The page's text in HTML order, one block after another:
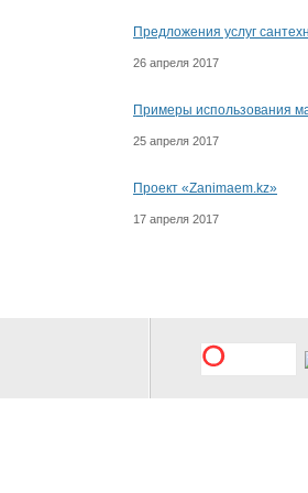
Предложения услуг
26 апреля 2017
Примеры использования
25 апреля 2017
Проект «Zanimaem.kz»
17 апреля 2017